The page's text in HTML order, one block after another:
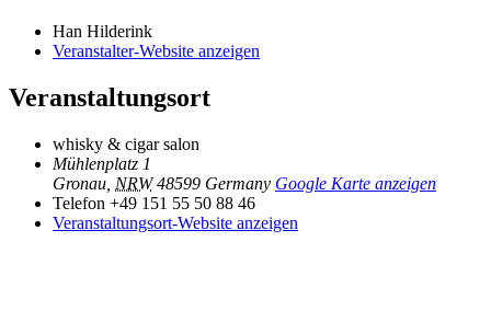
Han Hilderink
Veranstalter-Website anzeigen
Veranstaltungsort
whisky & cigar salon
Mühlenplatz 1
Gronau NRW 48599 Germany Google Karte anzeigen
Telefon +49 151 55 50 88 46
Veranstaltungsort-Website anzeigen